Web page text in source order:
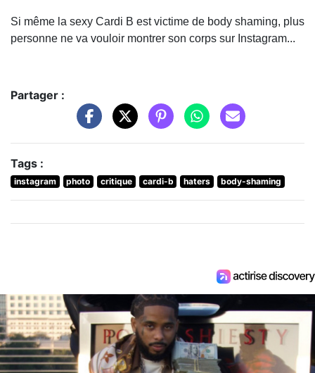
Si même la sexy Cardi B est victime de body shaming, plus
personne ne va vouloir montrer son corps sur Instagram...
Partager :
Tags :
instagram photo critique cardi-b haters body-shaming